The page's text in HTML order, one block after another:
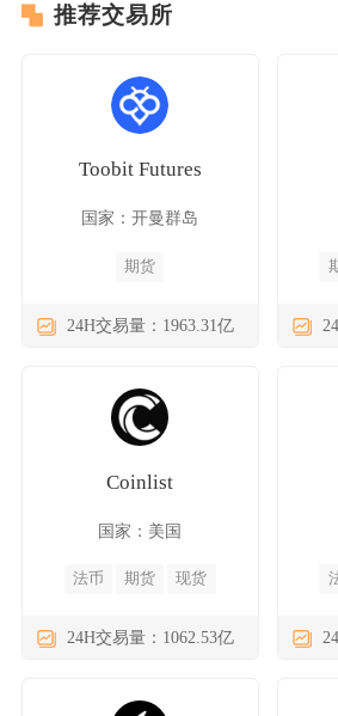
推荐交易所
Toobit Futures
国家：开曼群岛
期货
24H交易量：1963.31亿
Coinlist
国家：美国
法币 期货 现货
24H交易量：1062.53亿